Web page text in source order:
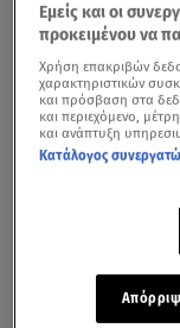
Εμείς και οι
προκειμένου να
Χρήση επακριβών
χαρακτηριστικών
και πρόσβαση στα
και περιεχόμενο,
και ανάπτυξη
Κατάλογος